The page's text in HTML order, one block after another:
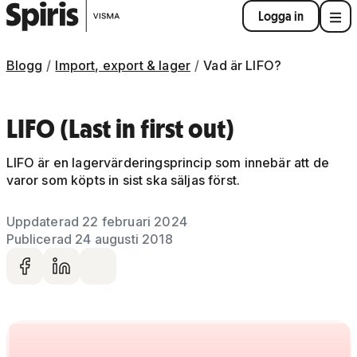
Logga in
Blogg Import, export & lager Vad är LIFO?
LIFO (Last in first out)
LIFO är en lagervärderingsprincip som innebär att de
varor som köpts in sist ska säljas först.
Uppdaterad 22 februari 2024
Publicerad 24 augusti 2018
Dela på facebook
Dela på LinkedIn